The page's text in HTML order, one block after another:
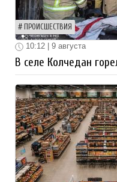
ПРОИСШЕСТВИЯ
10:12 | 9 августа
В селе Колчедан